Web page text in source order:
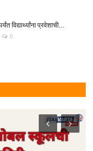
विद्यार्थ्यांना प्रवेशाची...
0